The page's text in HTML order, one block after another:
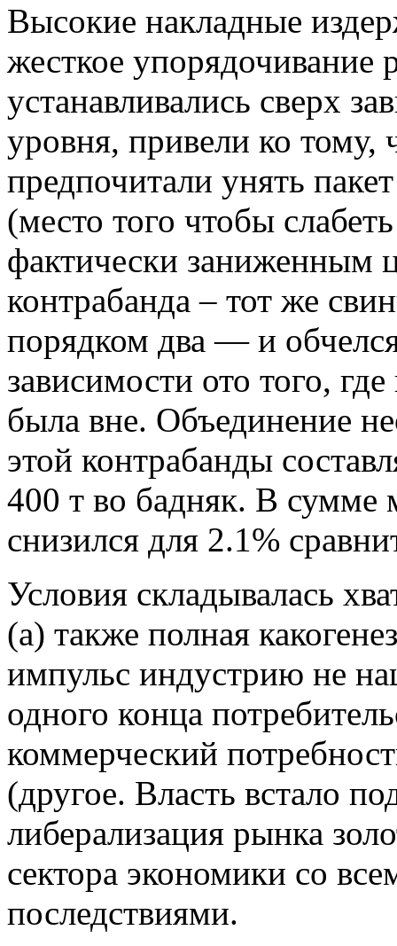
Высокие накладные
жесткое
устанавливались сверх
уровня, привели ко тому,
предпочитали унять
(место того чтобы
фактически заниженным
контрабанда – тот же
порядком два — и
зависимости ото того,
была вне. Объединение
этой контрабанды
400 т во бадняк. В сумме
снизился для 2.1%
Условия складывалась
(а) также полная
импульс индустрию не
одного конца
коммерческий
(другое. Власть встало
либерализация рынка
сектора экономики со
последствиями.